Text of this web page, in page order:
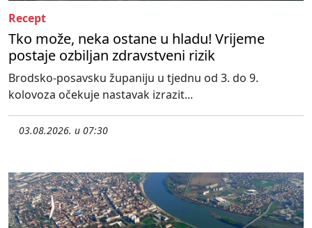
Recept
Tko može, neka ostane u hladu! Vrijeme
postaje ozbiljan zdravstveni rizik
Brodsko-posavsku županiju u tjednu od 3. do 9.
kolovoza očekuje nastavak izrazit...
03.08.2026. u 07:30